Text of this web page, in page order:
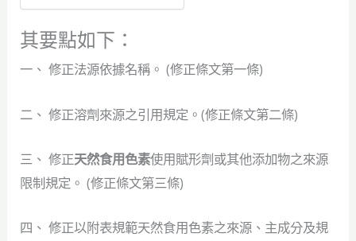
其要點如下：
一、 修正法源依據名稱。 (修正條文第一條)
二、 修正溶劑來源之引用規定。(修正條文第二條)
三、 修正天然食用色素使用賦形劑或其他添加物之來源
限制規定。 (修正條文第三條)
四、 修正以附表規範天然食用色素之來源、主成分及規